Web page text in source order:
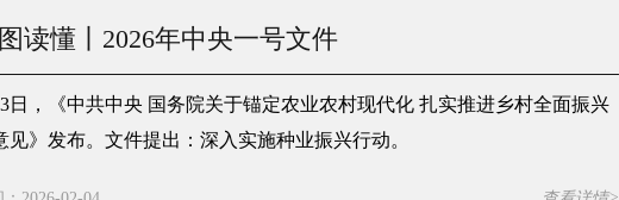
读懂丨2026年中央一号文件
日，《中共中央 国务院关于锚定农业农村现代化 扎实推进乡村全面振兴
见》发布。文件提出：深入实施种业振兴行动。